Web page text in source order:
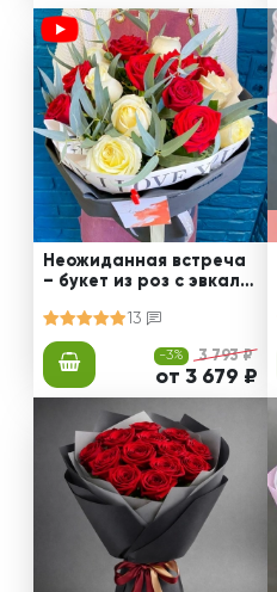
Неожиданная встреча
– букет из роз с эвкали
13
-3% 3 793 ₽
от 3 679 ₽